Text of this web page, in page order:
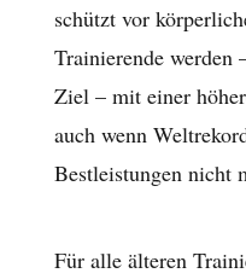
schützt vor
Trainierende werden
Ziel – mit einer
auch wenn
Bestleistungen nicht
Für alle älteren